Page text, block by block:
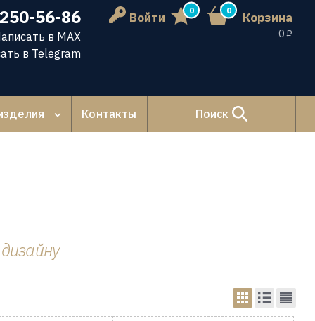
56-86
в MAX
в Telegram
Войти 0 0 Корзина
0 ₽
Контакты Поиск